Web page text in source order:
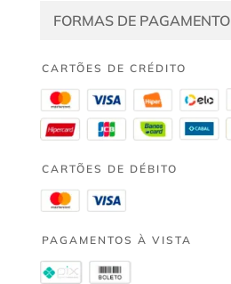
FORMAS DE PAGAMENTO
CARTÕES DE CRÉDITO
CARTÕES DE DÉBITO
PAGAMENTOS À VISTA